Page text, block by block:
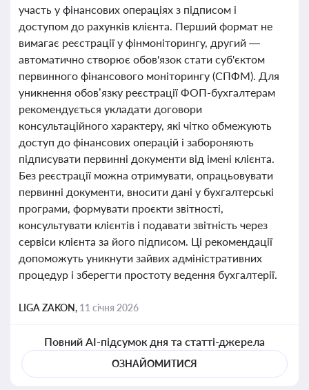
участь у фінансових операціях з підписом і
доступом до рахунків клієнта. Перший формат не
вимагає реєстрації у фінмоніторингу, другий —
автоматично створює обов'язок стати суб'єктом
первинного фінансового моніторингу (СПФМ). Для
уникнення обов’язку реєстрації ФОП-бухгалтерам
рекомендується укладати договори
консультаційного характеру, які чітко обмежують
доступ до фінансових операцій і забороняють
підписувати первинні документи від імені клієнта.
Без реєстрації можна отримувати, опрацьовувати
первинні документи, вносити дані у бухгалтерські
програми, формувати проєкти звітності,
консультувати клієнтів і подавати звітність через
сервіси клієнта за його підписом. Ці рекомендації
допоможуть уникнути зайвих адміністративних
процедур і зберегти простоту ведення бухгалтерії.
LIGA ZAKON, 11 січня 2026
Повний AI-підсумок дня та статті-джерела
ОЗНАЙОМИТИСЯ